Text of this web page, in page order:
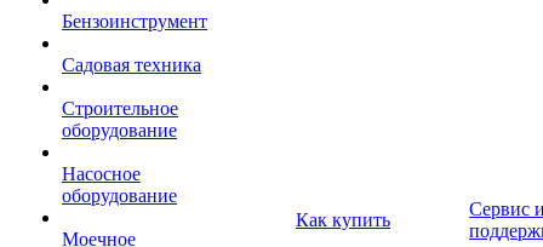
Бензоинструмент
Садовая техника
Строительное
оборудование
Насосное
оборудование
Моечное
Как купить
Сервис